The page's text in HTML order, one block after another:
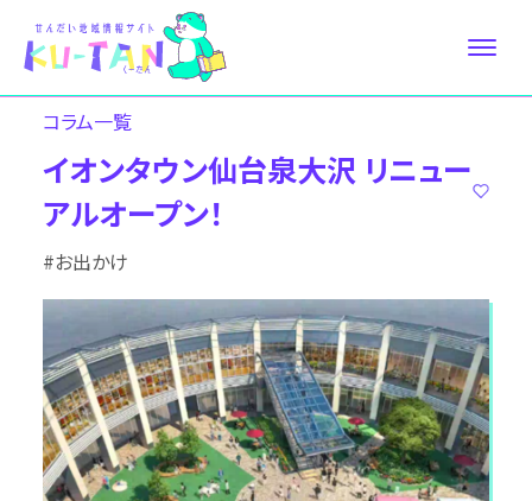
コラム⼀覧
イオンタウン仙台泉大沢 リニュー
アルオープン！
#お出かけ